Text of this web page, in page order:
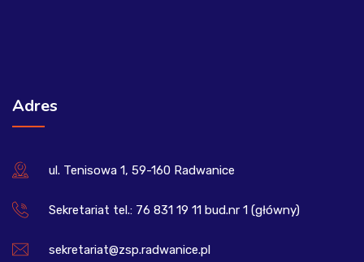
Adres
ul. Tenisowa 1, 59-160 Radwanice
Sekretariat tel.: 76 831 19 11 bud.nr 1 (główny)
sekretariat@zsp.radwanice.pl